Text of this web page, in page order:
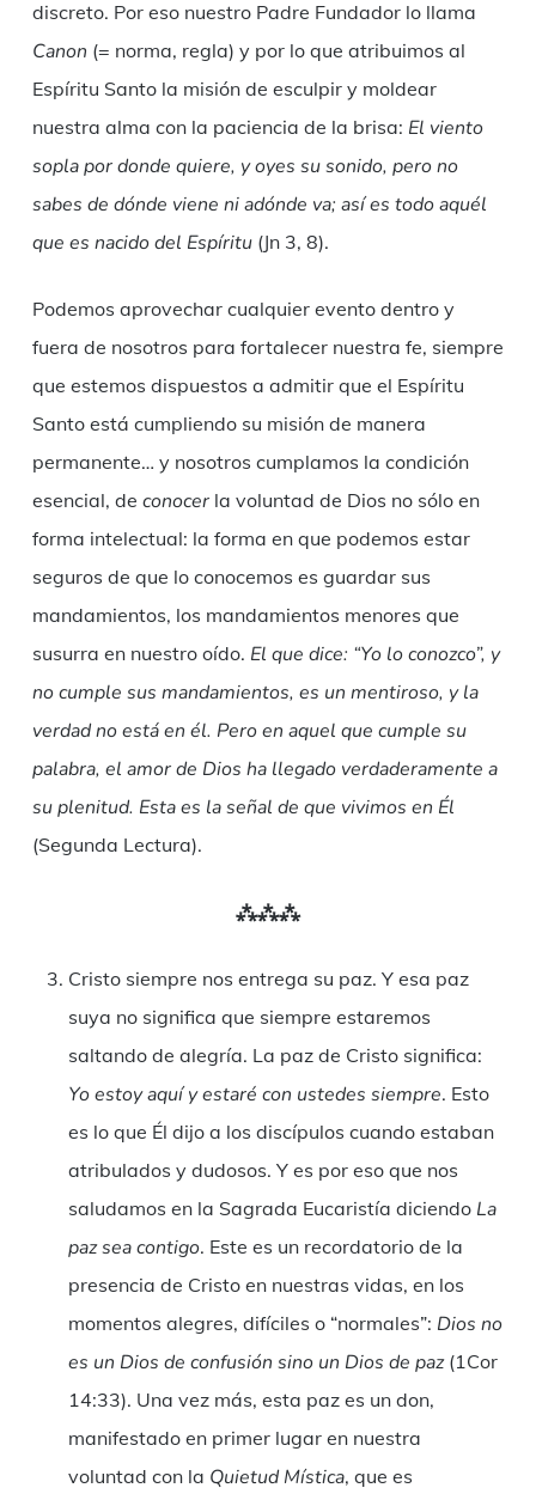
discreto. Por eso nuestro Padre Fundador lo llama
Canon (= norma, regla) y por lo que atribuimos al
Espíritu Santo la misión de esculpir y moldear
nuestra alma con la paciencia de la brisa: El viento
sopla por donde quiere, y oyes su sonido, pero no
sabes de dónde viene ni adónde va; así es todo aquél
que es nacido del Espíritu(Jn 3, 8).
Podemos aprovechar cualquier evento dentro y
fuera de nosotros para fortalecer nuestra fe, siempre
que estemos dispuestos a admitir que el Espíritu
Santo está cumpliendo su misión de manera
permanente… y nosotros cumplamos la condición
esencial, de conocerla voluntad de Dios no sólo en
forma intelectual: la forma en que podemos estar
seguros de que lo conocemos es guardar sus
mandamientos, los mandamientos menores que
susurra en nuestro oído. El que dice: “Yo lo conozco”, y
no cumple sus mandamientos, es un mentiroso, y la
verdad no está en él. Pero en aquel que cumple su
palabra, el amor de Dios ha llegado verdaderamente a
su plenitud. Esta es la señal de que vivimos en Él
(Segunda Lectura).
⁂⁂⁂
Cristo siempre nos entrega su paz. Y esa paz
suya no significa que siempre estaremos
saltando de alegría. La paz de Cristo significa:
Yo estoy aquí y estaré con ustedes siempre. Esto
es lo que Él dijo a los discípulos cuando estaban
atribulados y dudosos. Y es por eso que nos
saludamos en la Sagrada Eucaristía diciendo La
paz sea contigo. Este es un recordatorio de la
presencia de Cristo en nuestras vidas, en los
momentos alegres, difíciles o “normales”: Dios no
es un Dios de confusión sino un Dios de paz(1Cor
14:33). Una vez más, esta paz es un don,
manifestado en primer lugar en nuestra
voluntad con la Quietud Mística, que es